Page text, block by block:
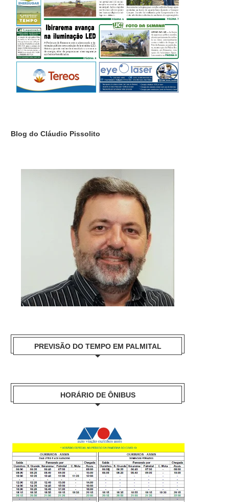
Blog do Cláudio Pissolito
PREVISÃO DO TEMPO EM PALMITAL
HORÁRIO DE ÔNIBUS